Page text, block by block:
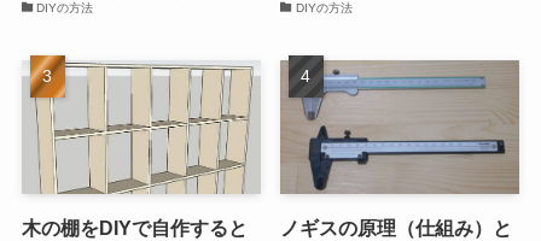
DIYの方法 DIYの方法
木の棚をDIYで自作すると
ノギスの原理（仕組み）と